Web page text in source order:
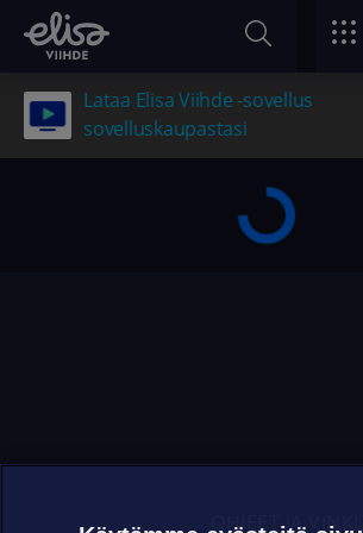
Lataa Elisa Viihde -sovellus
sovelluskaupastasi
OHJEET JA